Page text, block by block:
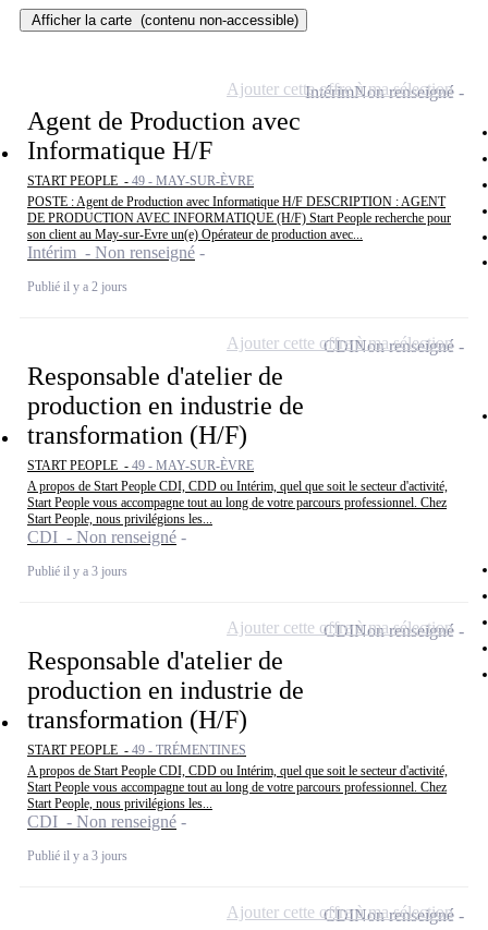
Afficher la carte (contenu non-accessible)
Agent de Production avec
Informatique H/F
START PEOPLE - 49 - MAY-SUR-ÈVRE
POSTE : Agent de Production avec Informatique H/F DESCRIPTION : AGENT
DE PRODUCTION AVEC INFORMATIQUE (H/F) Start People recherche pour
son client au May-sur-Evre un(e) Opérateur de production avec...
Intérim - Non renseigné
Publié il y a 2 jours
IntérimNon renseigné
Ajouter cette offre à ma sélection
Responsable d'atelier de
production en industrie de
transformation (H/F)
START PEOPLE - 49 - MAY-SUR-ÈVRE
A propos de Start People CDI, CDD ou Intérim, quel que soit le secteur d'activité,
Start People vous accompagne tout au long de votre parcours professionnel. Chez
Start People, nous privilégions les...
CDI - Non renseigné
Publié il y a 3 jours
CDINon renseigné
Ajouter cette offre à ma sélection
Responsable d'atelier de
production en industrie de
transformation (H/F)
START PEOPLE - 49 - TRÉMENTINES
A propos de Start People CDI, CDD ou Intérim, quel que soit le secteur d'activité,
Start People vous accompagne tout au long de votre parcours professionnel. Chez
Start People, nous privilégions les...
CDI - Non renseigné
Publié il y a 3 jours
CDINon renseigné
Ajouter cette offre à ma sélection
CDINon renseigné
Ajouter cette offre à ma sélection